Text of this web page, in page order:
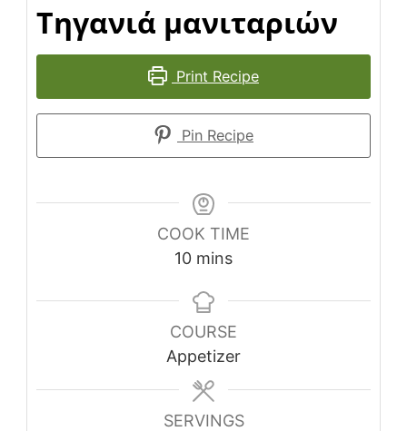
Τηγανιά μανιταριών
Print Recipe
Pin Recipe
COOK TIME
10minutes
mins
COURSE
Appetizer
SERVINGS